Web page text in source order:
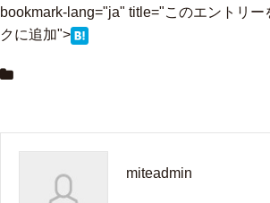
bookmark-lang="ja" title="このエントリー
クに追加">
miteadmin